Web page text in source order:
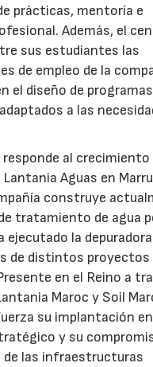
prácticas, mentoría e
Además, el
sus estudiantes las
de empleo de la
el diseño de programas
a las
al crecimiento
Aguas en
construye
tratamiento de agua
ejecutado la
de distintos proyectos
en el Reino a
Maroc y Soil
su implantación
y su
de las infraestructuras